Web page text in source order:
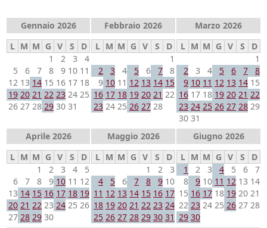
Gennaio 2026
L M M G V S
D
1
2 3
4
5
6 7 8 9 10 11
12 13 14 15 16 17 18
19 20 21 22 23 24 25
26 27 28 29 30 31
Febbraio 2026
L M M G V S
D
1
2
3 4 5 6 7
8
9 10 11 12 13 14 15
16 17 18 19 20 21 22
23 24 25 26 27 28
Marzo 2026
L M M G V S
D
1
2
3 4 5 6 7
8
9 10 11 12 13 14 15
16 17 18 19 20 21 22
23 24 25 26 27 28 29
30 31
Aprile 2026
L M M G V S
D
1
2 3 4
5
6
7 8 9 10 11 12
13 14 15 16 17 18 19
20 21 22 23 24 25 26
27 28 29 30
Maggio 2026
L M M G V S
D
1
2
3
4
5 6 7 8 9 10
11 12 13 14 15 16 17
18 19 20 21 22 23 24
25 26 27 28 29 30 31
Giugno 2026
L M M G V S
D
1
2 3 4 5 6
7
8
9 10 11 12 13 14
15 16 17 18 19 20 21
22 23 24 25 26 27 28
29 30